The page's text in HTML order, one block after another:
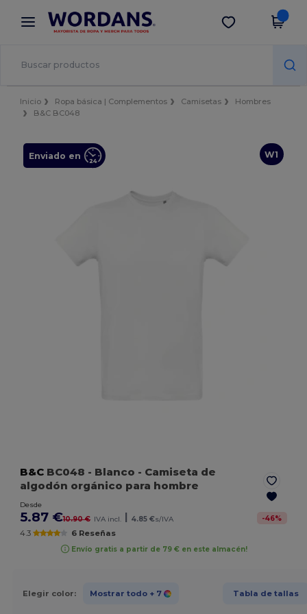
× App de Wordans
¡Mejores precios en app!
Descargar app
Inicio Ropa básica | Complementos Camisetas
Hombres
B&C BC048
W1
Enviado en
B&C BC048 - Blanco - Camiseta de
algodón orgánico para hombre
Desde
5.87 €10.90 € IVA incl. 4.85 €s/IVA -46%
4.3 6 Reseñas
Envío gratis a partir de 79 € en este almacén!
Elegir color: Mostrar todo + 7 Tabla de tallas